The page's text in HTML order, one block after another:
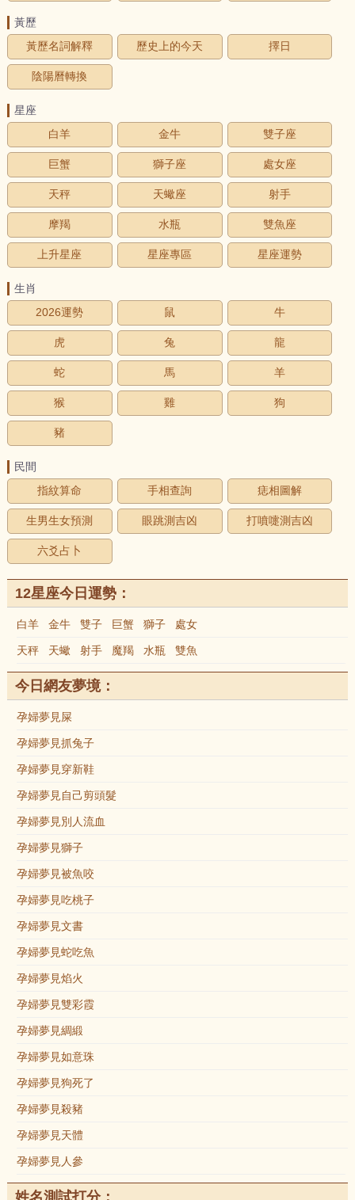
黃歷
黃歷名詞解釋
歷史上的今天 擇日
陰陽曆轉換
星座
白羊
金牛 雙子座
巨蟹 獅子座 處女座
天秤 天蠍座 射手
摩羯 水瓶 雙魚座
上升星座 星座專區 星座運勢
生肖
2026運勢
鼠 牛
虎 兔 龍
蛇 馬 羊
猴 雞 狗
豬
民間
指紋算命
手相查詢 痣相圖解
生男生女預測 眼跳測吉凶 打噴嚏測吉凶
六爻占卜
12星座今日運勢：
白羊 金牛 雙子 巨蟹 獅子 處女
天秤 天蠍 射手 魔羯 水瓶 雙魚
今日網友夢境：
孕婦夢見屎
孕婦夢見抓兔子
孕婦夢見穿新鞋
孕婦夢見自己剪頭髮
孕婦夢見別人流血
孕婦夢見獅子
孕婦夢見被魚咬
孕婦夢見吃桃子
孕婦夢見文書
孕婦夢見蛇吃魚
孕婦夢見焰火
孕婦夢見雙彩霞
孕婦夢見綢緞
孕婦夢見如意珠
孕婦夢見狗死了
孕婦夢見殺豬
孕婦夢見天體
孕婦夢見人參
姓名測試打分：